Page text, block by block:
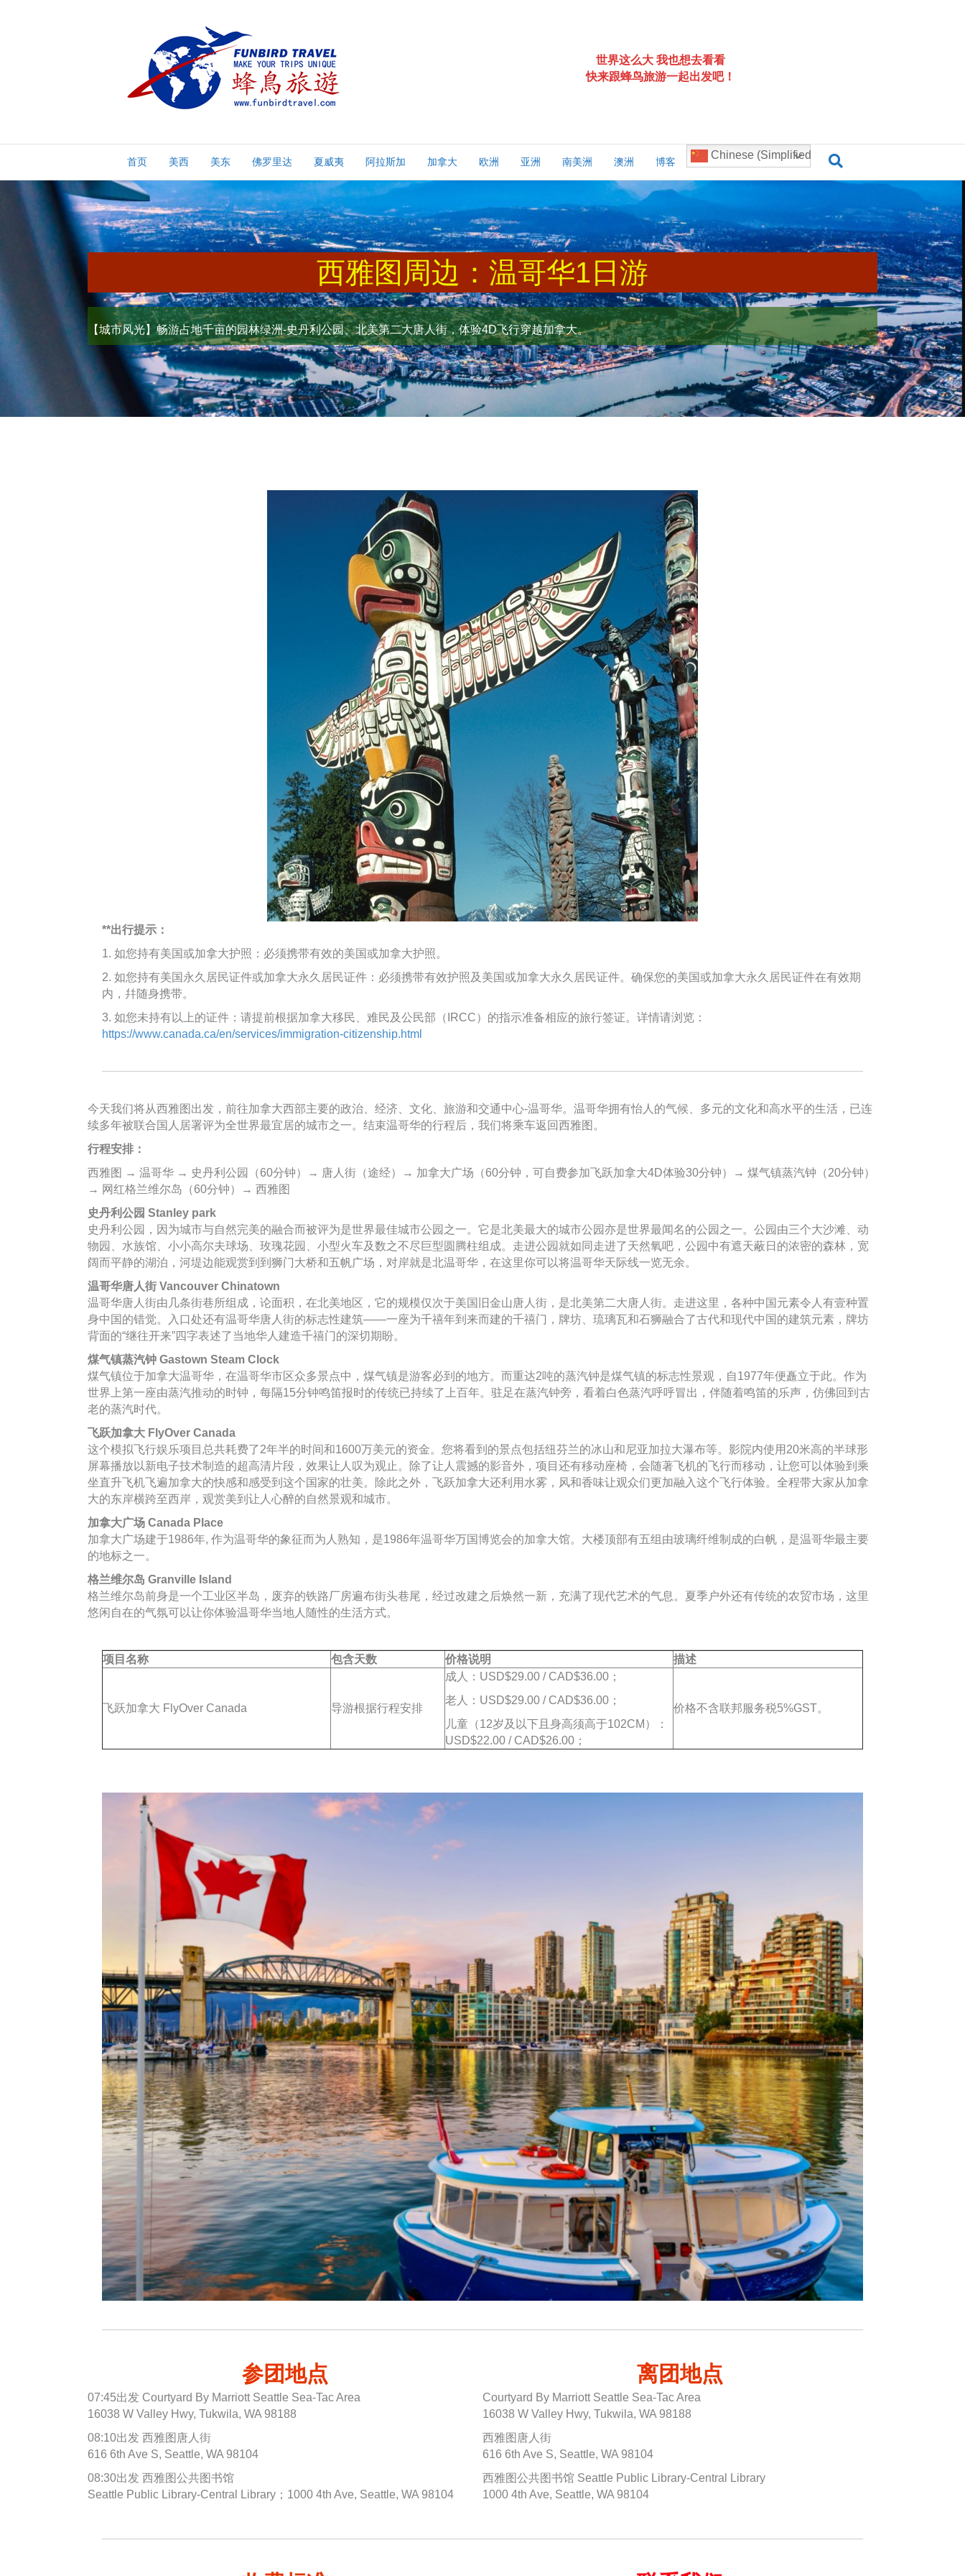
世界这么大 我也想去看看
快来跟蜂鸟旅游一起出发吧！
首页 美西 美东 佛罗里达 夏威夷 阿拉斯加 加拿大 欧洲 亚洲 南美洲 澳洲 博客
Chinese (Simplified)
西雅图周边：温哥华1日游
【城市风光】畅游占地千亩的园林绿洲-史丹利公园、北美第二大唐人街，体验4D飞行穿越加拿大。
**出行提示：
1. 如您持有美国或加拿大护照：必须携带有效的美国或加拿大护照。
2. 如您持有美国永久居民证件或加拿大永久居民证件：必须携带有效护照及美国或加拿大永久居民证件。确保您的美国或加拿大永久居民证件在有效期
内，幷随身携带。
3. 如您未持有以上的证件：请提前根据加拿大移民、难民及公民部（IRCC）的指示准备相应的旅行签证。详情请浏览：
https://www.canada.ca/en/services/immigration-citizenship.html
今天我们将从西雅图出发，前往加拿大西部主要的政治、经济、文化、旅游和交通中心-温哥华。温哥华拥有怡人的气候、多元的文化和高水平的生活，已连
续多年被联合国人居署评为全世界最宜居的城市之一。结束温哥华的行程后，我们将乘车返回西雅图。
行程安排：
西雅图 → 温哥华 → 史丹利公园（60分钟）→ 唐人街（途经）→ 加拿大广场（60分钟，可自费参加飞跃加拿大4D体验30分钟）→ 煤气镇蒸汽钟（20分钟）
→ 网红格兰维尔岛（60分钟）→ 西雅图
史丹利公园 Stanley park
史丹利公园，因为城市与自然完美的融合而被评为是世界最佳城市公园之一。它是北美最大的城市公园亦是世界最闻名的公园之一。公园由三个大沙滩、动
物园、水族馆、小小高尔夫球场、玫瑰花园、小型火车及数之不尽巨型圆腾柱组成。走进公园就如同走进了天然氧吧，公园中有遮天蔽日的浓密的森林，宽
阔而平静的湖泊，河堤边能观赏到到狮门大桥和五帆广场，对岸就是北温哥华，在这里你可以将温哥华天际线一览无余。
温哥华唐人街 Vancouver Chinatown
温哥华唐人街由几条街巷所组成，论面积，在北美地区，它的规模仅次于美国旧金山唐人街，是北美第二大唐人街。走进这里，各种中国元素令人有壹种置
身中国的错觉。入口处还有温哥华唐人街的标志性建筑——一座为千禧年到来而建的千禧门，牌坊、琉璃瓦和石狮融合了古代和现代中国的建筑元素，牌坊
背面的“继往开来”四字表述了当地华人建造千禧门的深切期盼。
煤气镇蒸汽钟 Gastown Steam Clock
煤气镇位于加拿大温哥华，在温哥华市区众多景点中，煤气镇是游客必到的地方。而重达2吨的蒸汽钟是煤气镇的标志性景观，自1977年便矗立于此。作为
世界上第一座由蒸汽推动的时钟，每隔15分钟鸣笛报时的传统已持续了上百年。驻足在蒸汽钟旁，看着白色蒸汽呼呼冒出，伴随着鸣笛的乐声，仿佛回到古
老的蒸汽时代。
飞跃加拿大 FlyOver Canada
这个模拟飞行娱乐项目总共耗费了2年半的时间和1600万美元的资金。您将看到的景点包括纽芬兰的冰山和尼亚加拉大瀑布等。影院内使用20米高的半球形
屏幕播放以新电子技术制造的超高清片段，效果让人叹为观止。除了让人震撼的影音外，项目还有移动座椅，会随著飞机的飞行而移动，让您可以体验到乘
坐直升飞机飞遍加拿大的快感和感受到这个国家的壮美。除此之外，飞跃加拿大还利用水雾，风和香味让观众们更加融入这个飞行体验。全程带大家从加拿
大的东岸横跨至西岸，观赏美到让人心醉的自然景观和城市。
加拿大广场 Canada Place
加拿大广场建于1986年, 作为温哥华的象征而为人熟知，是1986年温哥华万国博览会的加拿大馆。大楼顶部有五组由玻璃纤维制成的白帆，是温哥华最主要
的地标之一。
格兰维尔岛 Granville Island
格兰维尔岛前身是一个工业区半岛，废弃的铁路厂房遍布街头巷尾，经过改建之后焕然一新，充满了现代艺术的气息。夏季户外还有传统的农贸市场，这里
悠闲自在的气氛可以让你体验温哥华当地人随性的生活方式。
项目名称 包含天数 价格说明 描述
飞跃加拿大 FlyOver Canada 导游根据行程安排
成人：USD$29.00 / CAD$36.00；
老人：USD$29.00 / CAD$36.00；
儿童（12岁及以下且身高须高于102CM）：
USD$22.00 / CAD$26.00；
价格不含联邦服务税5%GST。
参团地点
07:45出发 Courtyard By Marriott Seattle Sea-Tac Area
16038 W Valley Hwy, Tukwila, WA 98188
08:10出发 西雅图唐人街
616 6th Ave S, Seattle, WA 98104
08:30出发 西雅图公共图书馆
Seattle Public Library-Central Library；1000 4th Ave, Seattle, WA 98104
离团地点
Courtyard By Marriott Seattle Sea-Tac Area
16038 W Valley Hwy, Tukwila, WA 98188
西雅图唐人街
616 6th Ave S, Seattle, WA 98104
西雅图公共图书馆 Seattle Public Library-Central Library
1000 4th Ave, Seattle, WA 98104